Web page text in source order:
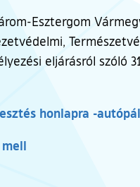
Esztergom
eljárásról szóló
honlapra -
mell